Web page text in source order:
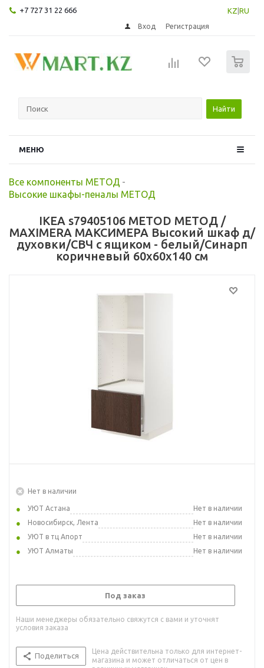
+7 727 31 22 666 KZ RU
Вход Регистрация
Найти
МЕНЮ
Все компоненты МЕТОД -
Высокие шкафы-пеналы МЕТОД
IKEA s79405106 METOD МЕТОД /
MAXIMERA МАКСИМЕРА Высокий шкаф д/
духовки/СВЧ с ящиком - белый/Синарп
коричневый 60x60x140 см
Нет в наличии
УЮТ Астана
Нет в наличии
Новосибирск, Лента
Нет в наличии
УЮТ в тц Апорт
Нет в наличии
УЮТ Алматы
Нет в наличии
Под заказ
Наши менеджеры обязательно свяжутся с вами и уточнят
условия заказа
Поделиться
Цена действительна только для интернет-
магазина и может отличаться от цен в